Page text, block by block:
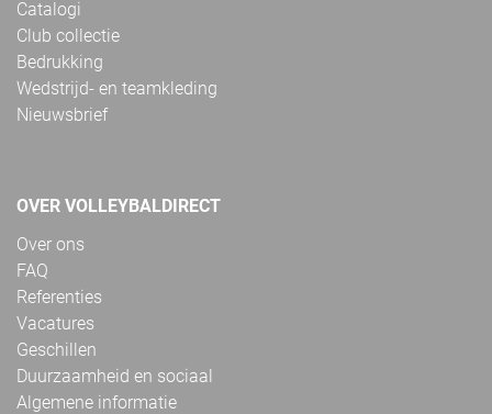
Catalogi
Club collectie
Bedrukking
Wedstrijd- en teamkleding
Nieuwsbrief
OVER VOLLEYBALDIRECT
Over ons
FAQ
Referenties
Vacatures
Geschillen
Duurzaamheid en sociaal
Algemene informatie